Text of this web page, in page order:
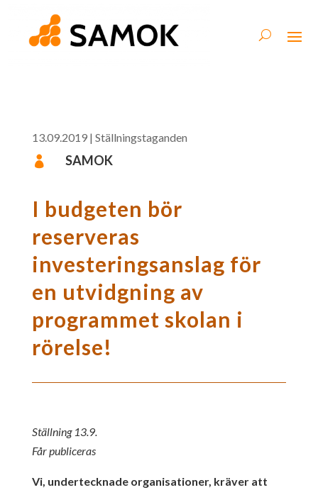
13.09.2019| Ställningstaganden
 SAMOK
I budgeten bör
reserveras
investeringsanslag för
en utvidgning av
programmet skolan i
rörelse!
Ställning 13.9.
Får publiceras
Vi, undertecknade organisationer, kräver att